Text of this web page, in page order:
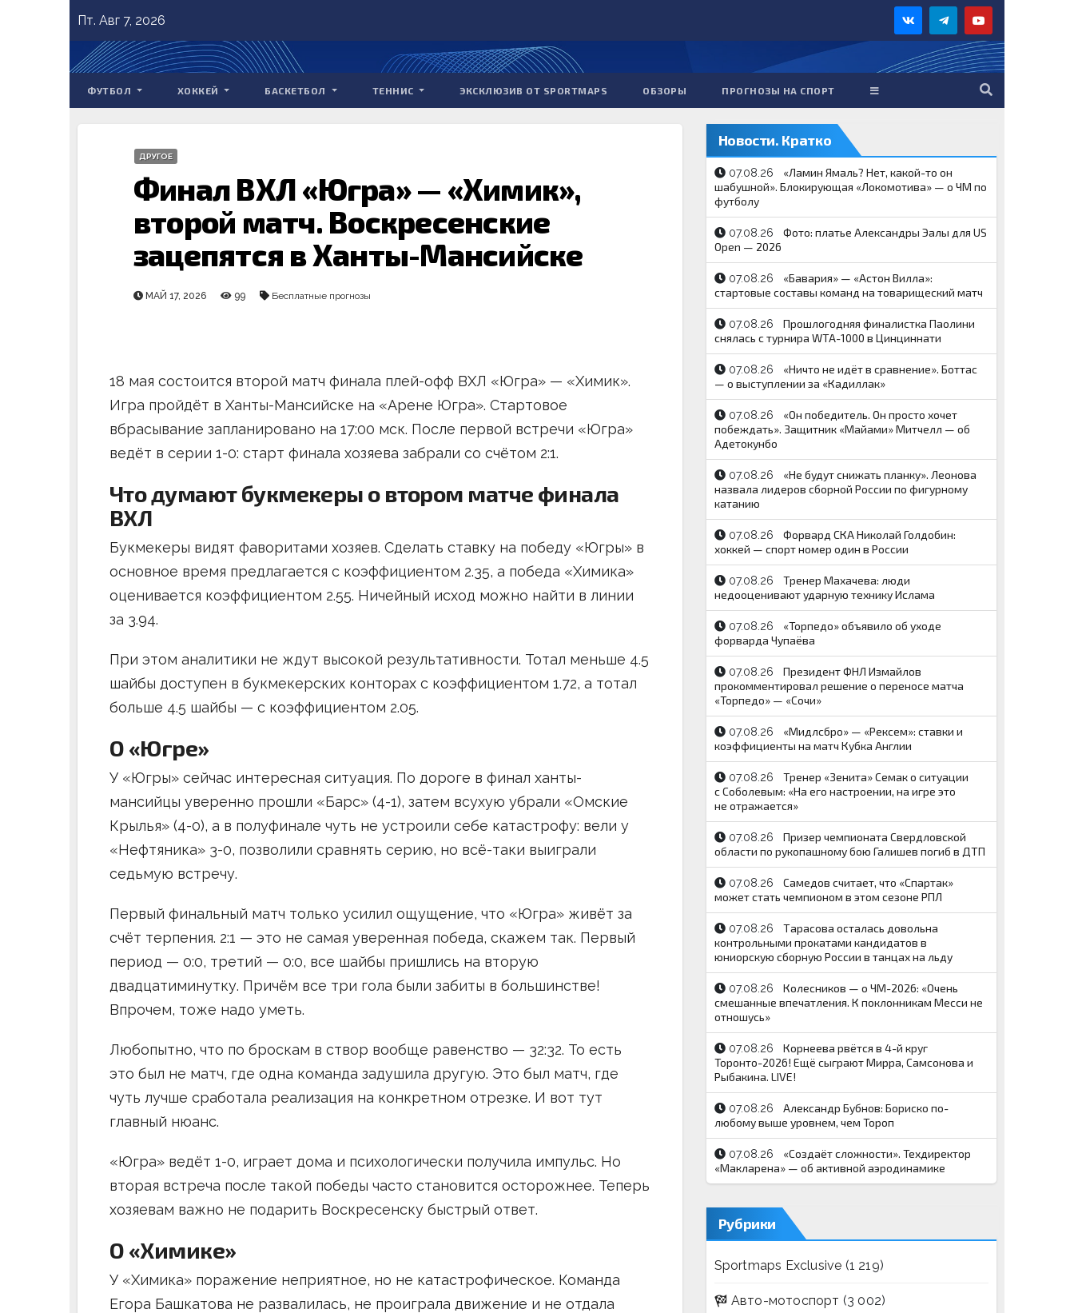
to
content
Пт. Авг 7, 2026
ФУТБОЛ ХОККЕЙ БАСКЕТБОЛ ТЕННИС ЭКСКЛЮЗИВ ОТ SPORTMAPS ОБЗОРЫ ПРОГНОЗЫ НА СПОРТ
ДРУГОЕ
Финал ВХЛ «Югра» — «Химик»,
второй матч. Воскресенские
зацепятся в Ханты-Мансийске
МАЙ 17, 2026 99 Бесплатные прогнозы
18 мая состоится второй матч финала плей-офф ВХЛ «Югра» — «Химик».
Игра пройдёт в Ханты-Мансийске на «Арене Югра». Стартовое
вбрасывание запланировано на 17:00 мск. После первой встречи «Югра»
ведёт в серии 1-0: старт финала хозяева забрали со счётом 2:1.
Что думают букмекеры о втором матче финала
ВХЛ
Букмекеры видят фаворитами хозяев. Сделать ставку на победу «Югры» в
основное время предлагается с коэффициентом 2.35, а победа «Химика»
оценивается коэффициентом 2.55. Ничейный исход можно найти в линии
за 3.94.
При этом аналитики не ждут высокой результативности. Тотал меньше 4.5
шайбы доступен в букмекерских конторах с коэффициентом 1.72, а тотал
больше 4.5 шайбы — с коэффициентом 2.05.
О «Югре»
У «Югры» сейчас интересная ситуация. По дороге в финал ханты-
мансийцы уверенно прошли «Барс» (4-1), затем всухую убрали «Омские
Крылья» (4-0), а в полуфинале чуть не устроили себе катастрофу: вели у
«Нефтяника» 3-0, позволили сравнять серию, но всё-таки выиграли
седьмую встречу.
Первый финальный матч только усилил ощущение, что «Югра» живёт за
счёт терпения. 2:1 — это не самая уверенная победа, скажем так. Первый
период — 0:0, третий — 0:0, все шайбы пришлись на вторую
двадцатиминутку. Причём все три гола были забиты в большинстве!
Впрочем, тоже надо уметь.
Любопытно, что по броскам в створ вообще равенство — 32:32. То есть
это был не матч, где одна команда задушила другую. Это был матч, где
чуть лучше сработала реализация на конкретном отрезке. И вот тут
главный нюанс.
«Югра» ведёт 1-0, играет дома и психологически получила импульс. Но
вторая встреча после такой победы часто становится осторожнее. Теперь
хозяевам важно не подарить Воскресенску быстрый ответ.
О «Химике»
У «Химика» поражение неприятное, но не катастрофическое. Команда
Егора Башкатова не развалилась, не проиграла движение и не отдала
Новости. Кратко
07.08.26
«Ламин Ямаль? Нет, какой-то он
шабушной». Блокирующая «Локомотива» — о ЧМ по
футболу
07.08.26
Фото: платье Александры Эалы для US
Open — 2026
07.08.26
«Бавария» — «Астон Вилла»:
стартовые составы команд на товарищеский матч
07.08.26
Прошлогодняя финалистка Паолини
снялась с турнира WTA-1000 в Цинциннати
07.08.26
«Ничто не идёт в сравнение». Боттас
— о выступлении за «Кадиллак»
07.08.26
«Он победитель. Он просто хочет
побеждать». Защитник «Майами» Митчелл — об
Адетокунбо
07.08.26
«Не будут снижать планку». Леонова
назвала лидеров сборной России по фигурному
катанию
07.08.26
Форвард СКА Николай Голдобин:
хоккей — спорт номер один в России
07.08.26
Тренер Махачева: люди
недооценивают ударную технику Ислама
07.08.26
«Торпедо» объявило об уходе
форварда Чупаёва
07.08.26
Президент ФНЛ Измайлов
прокомментировал решение о переносе матча
«Торпедо» — «Сочи»
07.08.26
«Мидлсбро» — «Рексем»: ставки и
коэффициенты на матч Кубка Англии
07.08.26
Тренер «Зенита» Семак о ситуации
с Соболевым: «На его настроении, на игре это
не отражается»
07.08.26
Призер чемпионата Свердловской
области по рукопашному бою Галишев погиб в ДТП
07.08.26
Самедов считает, что «Спартак»
может стать чемпионом в этом сезоне РПЛ
07.08.26
Тарасова осталась довольна
контрольными прокатами кандидатов в
юниорскую сборную России в танцах на льду
07.08.26
Колесников — о ЧМ-2026: «Очень
смешанные впечатления. К поклонникам Месси не
отношусь»
07.08.26
Корнеева рвётся в 4-й круг
Торонто-2026! Ещё сыграют Мирра, Самсонова и
Рыбакина. LIVE!
07.08.26
Александр Бубнов: Бориско по-
любому выше уровнем, чем Тороп
07.08.26
«Создаёт сложности». Техдиректор
«Макларена» — об активной аэродинамике
Рубрики
Sportmaps Exclusive (1 219)
Авто-мотоспорт (3 002)